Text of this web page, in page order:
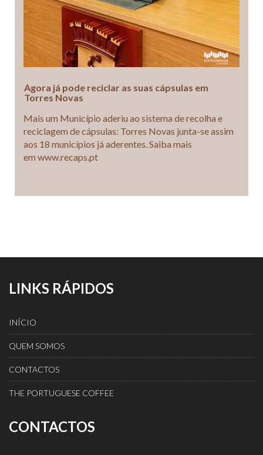
Agora já pode reciclar as suas cápsulas em
Torres Novas
Mais um Município aderiu ao sistema de recolha e
reciclagem de cápsulas: Torres Novas junta-se assim
aos 18 municípios já aderentes. Saiba mais
em www.recaps.pt
LINKS RÁPIDOS
INÍCIO
QUEM SOMOS
CONTACTOS
THE PORTUGUESE COFFEE
CONTACTOS